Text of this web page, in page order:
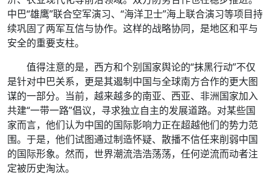
中巴“雄鹰”联合空军演习、“海洋卫士”海上联合演习等项目持
续巩固了两军互信与协作。这样的战略协同，是地区和平与
安全的重要支柱。
值得注意的是，西方和个别国家舆论的“抹黑行动”不仅
是针对中巴关系，更是其遏制中国与全球南方合作的更大图
谋的一部分。当前，越来越多的南亚、西亚、非洲国家加入
共建“一带一路”倡议，寻求独立自主的发展道路。对某些国
家而言，他们认为中国的国际影响力正在超越他们的势力范
围。于是，他们试图通过制造怀疑、散播不信任来削弱中国
的国际形象。然而，世界潮流浩浩荡荡，任何逆流而动者注
定被历史淘汰。